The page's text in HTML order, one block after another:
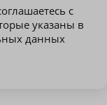
с
указаны в
данных